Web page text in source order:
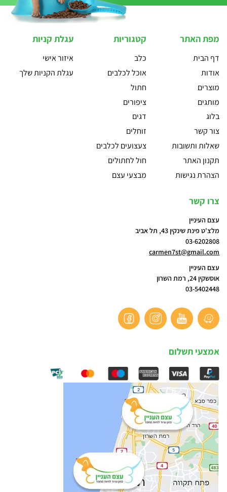
מפת האתר
דף הבית
אודות
מוצרים
מותגים
בלוג
צור קשר
שאלות ותשובות
תקנון האתר
הצהרת נגישות
קטגוריות
כלב
אוכל לכלבים
חתול
ציפורים
דגים
זוחלים
צעצועים לכלבים
חול לחתולים
מבצעי עצם
עגלת קניות
איזור אישי
עגלת הקניות שלך
צרו קשר
עצם העיניין
מלצ'ט פינת שינקין 43, תל אביב
03-6202808
carmen7st@gmail.com
עצם העיניין
אוסשקין 24, רמת השרון
03-5402448
אמצעי תשלום